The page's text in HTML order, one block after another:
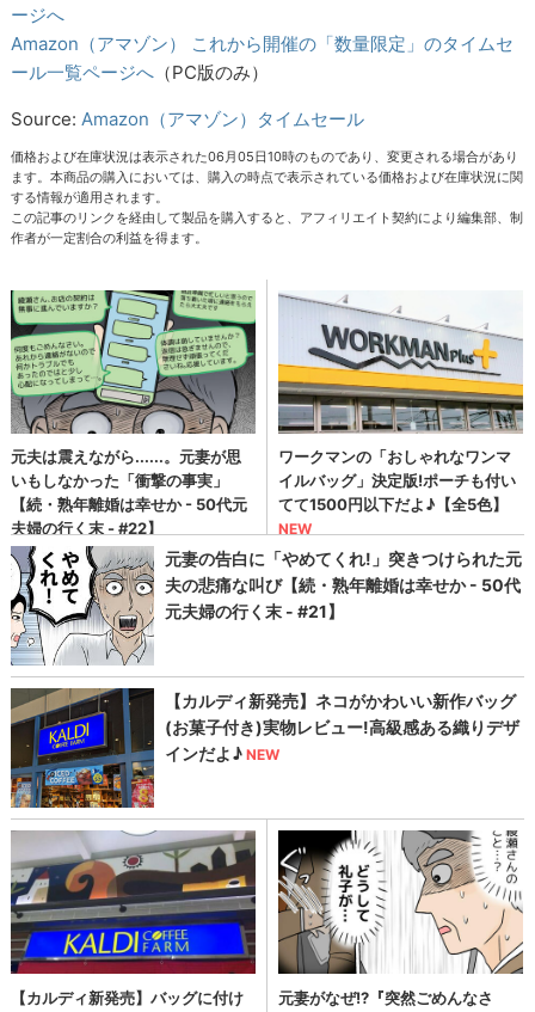
ージへ
Amazon（アマゾン） これから開催の「数量限定」のタイムセ
ール一覧ページへ （PC版のみ）
Source:Amazon（アマゾン）タイムセール
価格および在庫状況は表示された06月05日10時のものであり、変更される場合があり
ます。本商品の購入においては、購入の時点で表示されている価格および在庫状況に関
する情報が適用されます。
この記事のリンクを経由して製品を購入すると、アフィリエイト契約により編集部、制
作者が一定割合の利益を得ます。